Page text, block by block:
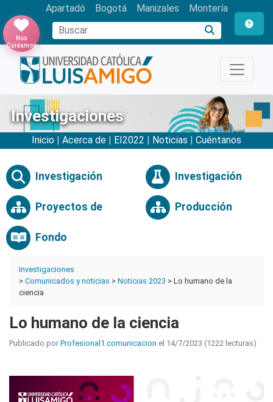
Apartadó Bogotá Manizales Montería
Buscar
Nos
Cuidamos
Investigaciones
Inicio | Acerca de | EI2022 | Noticias | Cuéntanos
Investigación Investigación
Proyectos de Producción
Fondo
Investigaciones
> Comunicados y noticias > Noticias 2023 > Lo humano de la
ciencia
Lo humano de la ciencia
Publicado por Profesional1.comunicacion el 14/7/2023 (1222 lecturas)